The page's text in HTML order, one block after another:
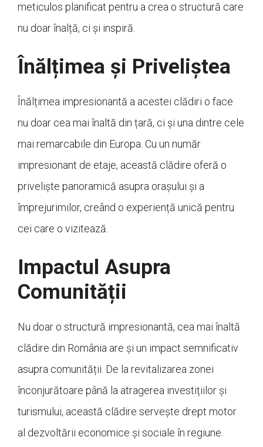
meticulos planificat pentru a crea o structură care
nu doar înalță, ci și inspiră.
Înălțimea și Priveliștea
Înălțimea impresionantă a acestei clădiri o face
nu doar cea mai înaltă din țară, ci și una dintre cele
mai remarcabile din Europa. Cu un număr
impresionant de etaje, această clădire oferă o
priveliște panoramică asupra orașului și a
împrejurimilor, creând o experiență unică pentru
cei care o vizitează.
Impactul Asupra
Comunității
Nu doar o structură impresionantă, cea mai înaltă
clădire din România are și un impact semnificativ
asupra comunității. De la revitalizarea zonei
înconjurătoare până la atragerea investițiilor și
turismului, această clădire servește drept motor
al dezvoltării economice și sociale în regiune.